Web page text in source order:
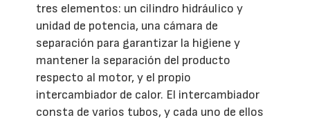
tres elementos: un cilindro hidráulico y
unidad de potencia, una cámara de
separación para garantizar la higiene y
mantener la separación del producto
respecto al motor, y el propio
intercambiador de calor. El intercambiador
consta de varios tubos, y cada uno de ellos